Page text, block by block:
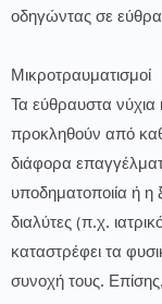
οδηγώντας σε
Μικροτραυματισμοί
Τα εύθραυστα
προκληθούν από
διάφορα
υποδηματοποιία ή η
διαλύτες (π.χ.
καταστρέφει τα
συνοχή τους.